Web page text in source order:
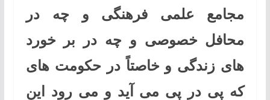
مجامع علمی فرهنگی و چه در
محافل خصوصی و چه در بر خورد
های زندگی و خاصتاً در حکومت های
که پی در پی می آید و می رود این